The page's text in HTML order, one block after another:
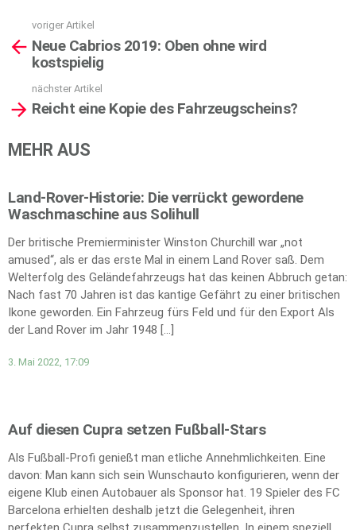
more
voriger Artikel
Neue Cabrios 2019: Oben ohne wird
kostspielig
nächster Artikel
Reicht eine Kopie des Fahrzeugscheins?
MEHR AUS
Land-Rover-Historie: Die verrückt gewordene
Waschmaschine aus Solihull
Der britische Premierminister Winston Churchill war „not
amused“, als er das erste Mal in einem Land Rover saß. Dem
Welterfolg des Geländefahrzeugs hat das keinen Abbruch getan:
Nach fast 70 Jahren ist das kantige Gefährt zu einer britischen
Ikone geworden. Ein Fahrzeug fürs Feld und für den Export Als
der Land Rover im Jahr 1948 […]
3. Mai 2022, 17:09
Auf diesen Cupra setzen Fußball-Stars
Als Fußball-Profi genießt man etliche Annehmlichkeiten. Eine
davon: Man kann sich sein Wunschauto konfigurieren, wenn der
eigene Klub einen Autobauer als Sponsor hat. 19 Spieler des FC
Barcelona erhielten deshalb jetzt die Gelegenheit, ihren